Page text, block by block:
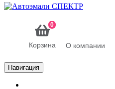
0
Корзина О компании
Навигация